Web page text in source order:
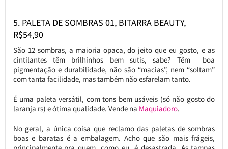
5. PALETA DE SOMBRAS 01, BITARRA BEAUTY,
R$54,90
São 12 sombras, a maioria opaca, do jeito que eu gosto, e as
cintilantes têm brilhinhos bem sutis, sabe? Têm boa
pigmentação e durabilidade, não são “macias”, nem “soltam”
com tanta facilidade, mas também não esfarelam tanto.
É uma paleta versátil, com tons bem usáveis (só não gosto do
laranja rs) e ótima qualidade. Vende na Maquiadoro.
No geral, a única coisa que reclamo das paletas de sombras
boas e baratas é a embalagem. Acho que são mais frágeis,